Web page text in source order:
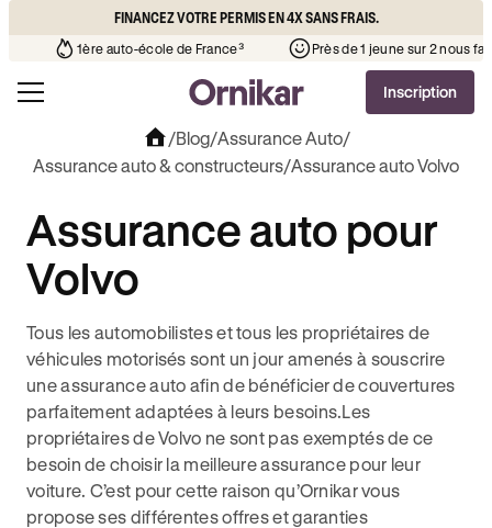
FINANCEZ VOTRE PERMIS EN 4X SANS FRAIS.
que l’auto-école de votre quartier¹ 1ère auto-école de France³
Inscription
/Blog/Assurance Auto/
Assurance auto & constructeurs/Assurance auto Volvo
Assurance auto pour
Volvo
Tous les automobilistes et tous les propriétaires de
véhicules motorisés sont un jour amenés à souscrire
une assurance auto afin de bénéficier de couvertures
parfaitement adaptées à leurs besoins.Les
propriétaires de Volvo ne sont pas exemptés de ce
besoin de choisir la meilleure assurance pour leur
voiture. C’est pour cette raison qu’Ornikar vous
propose ses différentes offres et garanties